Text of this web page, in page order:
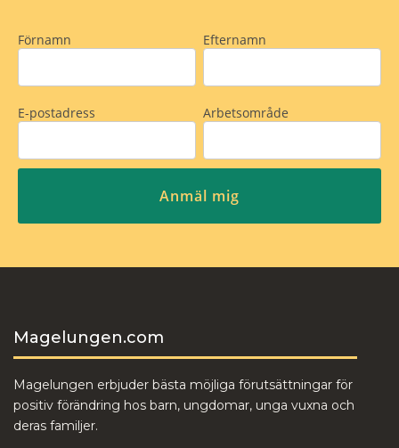
Magelungen.com
Magelungen erbjuder bästa möjliga förutsättningar för
positiv förändring hos barn, ungdomar, unga vuxna och
deras familjer.